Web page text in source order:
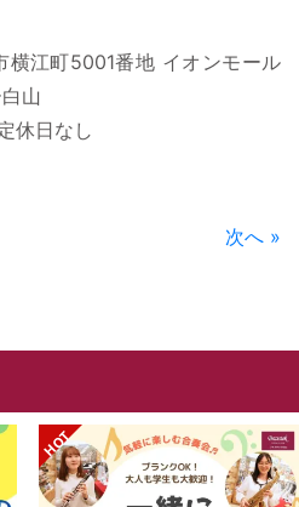
江町5001番地 イオンモール
山
休日なし
次へ »